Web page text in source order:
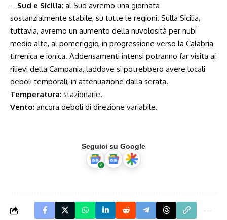
– Sud e Sicilia: al Sud avremo una giornata
sostanzialmente stabile, su tutte le regioni. Sulla Sicilia,
tuttavia, avremo un aumento della nuvolosità per nubi
medio alte, al pomeriggio, in progressione verso la Calabria
tirrenica e ionica. Addensamenti intensi potranno far visita ai
rilievi della Campania, laddove si potrebbero avere locali
deboli temporali, in attenuazione dalla serata.
Temperatura: stazionarie.
Vento: ancora deboli di direzione variabile.
Seguici su Google